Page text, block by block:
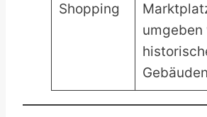
Shopping
umgeben